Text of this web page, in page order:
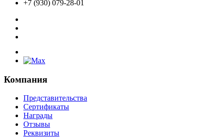
+7 (930) 079-28-01
Компания
Представительства
Сертификаты
Награды
Отзывы
Реквизиты